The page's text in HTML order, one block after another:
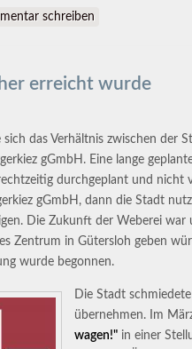
Informationsfreiheit
schreiben
erreicht wurde
das Verhältnis zwischen der
gGmbH. Eine lange
durchgeplant und nicht
gGmbH, dann die Stadt
Die Zukunft der Weberei war
Zentrum in Gütersloh geben
wurde begonnen.
Die Stadt
übernehmen. Im
wagen!" in einer